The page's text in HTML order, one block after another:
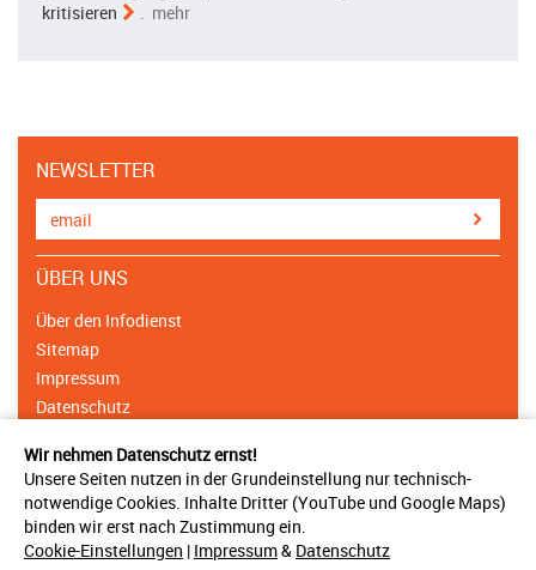
Wir nehmen Datenschutz ernst!
Unsere Seiten nutzen in der Grundeinstellung nur technisch-
notwendige Cookies. Inhalte Dritter (YouTube und Google Maps)
binden wir erst nach Zustimmung ein.
Cookie-Einstellungen | Impressum& Datenschutz
kritisieren
. mehr
NEWSLETTER
ÜBER UNS
Über den Infodienst
Sitemap
Impressum
Datenschutz
NETZWERK
Träger & Unterstützer